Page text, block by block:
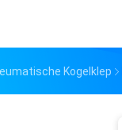
Kogelklep